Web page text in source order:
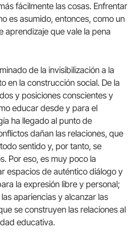
fácilmente las cosas. Enfrentar
es asumido, entonces, como un
aprendizaje que vale la pena
de la invisibilización a la
en la construcción social. De la
y posiciones conscientes y
educar desde y para el
ha llegado al punto de
dañan las relaciones, que
sentido y, por tanto, se
Por eso, es muy poco la
espacios de auténtico diálogo y
la expresión libre y personal;
apariencias y alcanzar las
se construyen las relaciones al
educativa.